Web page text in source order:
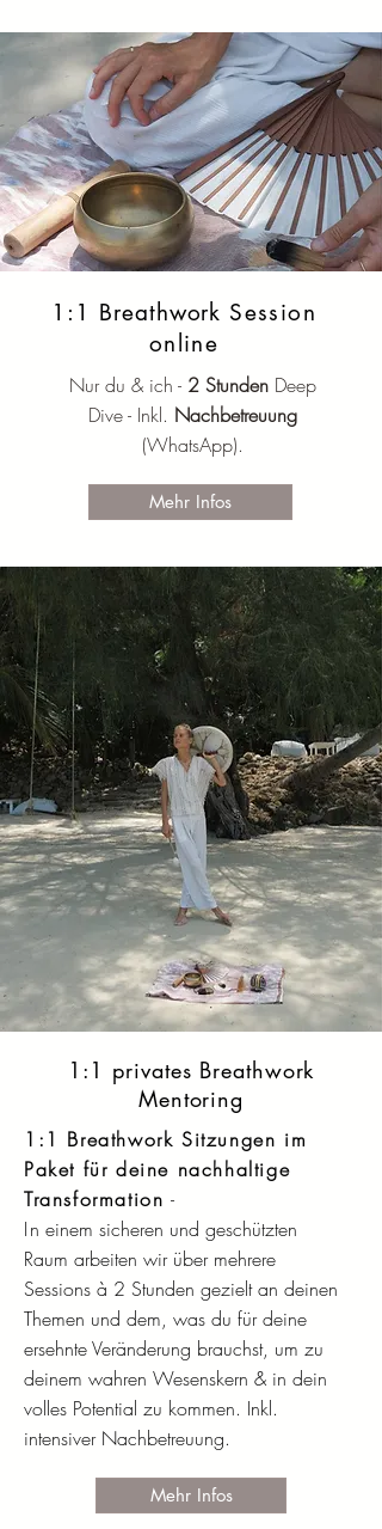
1:1 Breathwork Session
online
Nur du & ich - 2 StundenDeep
Dive - Inkl. Nachbetreuung
(WhatsApp).
Mehr Infos
1:1 privates Breathwork
Mentoring
1:1 Breathwork Sitzungen im
Paket für deine nachhaltige
Transformation -
In einem sicheren und geschützten
Raum arbeiten wir über mehrere
Sessions à 2 Stunden gezielt an deinen
Themen und dem, was du für deine
ersehnte Veränderung brauchst, um zu
deinem wahren Wesenskern & in dein
volles Potential zu kommen. Inkl.
intensiverNachbetreuung.
Mehr Infos